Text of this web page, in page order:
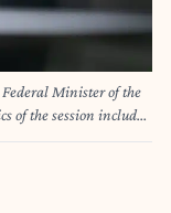
Minister of the
of the session include
the first reading of a
Sommer/dpa